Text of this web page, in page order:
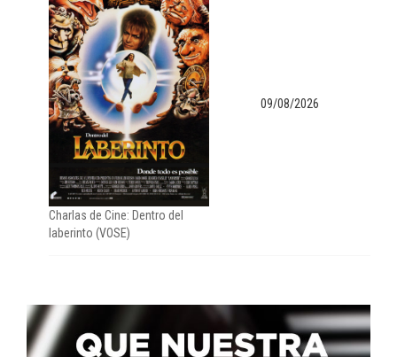
Charlas de Cine: Dentro del
laberinto (VOSE)
09/08/2026